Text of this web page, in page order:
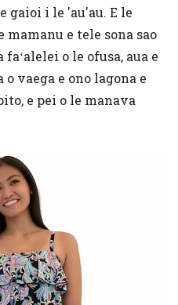
gaioi i le 'au'au. E le
mamanu e tele sona sao
o le ofusa, aua e
vaega e ono lagona e
e pei o le manava